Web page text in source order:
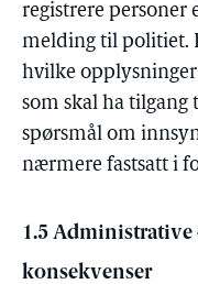
registrere personer
melding til politiet.
hvilke opplysninger
som skal ha
spørsmål om
nærmere fastsatt i
1.5
konsekvenser